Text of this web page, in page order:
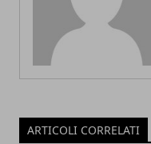
ARTICOLI CORRELATI